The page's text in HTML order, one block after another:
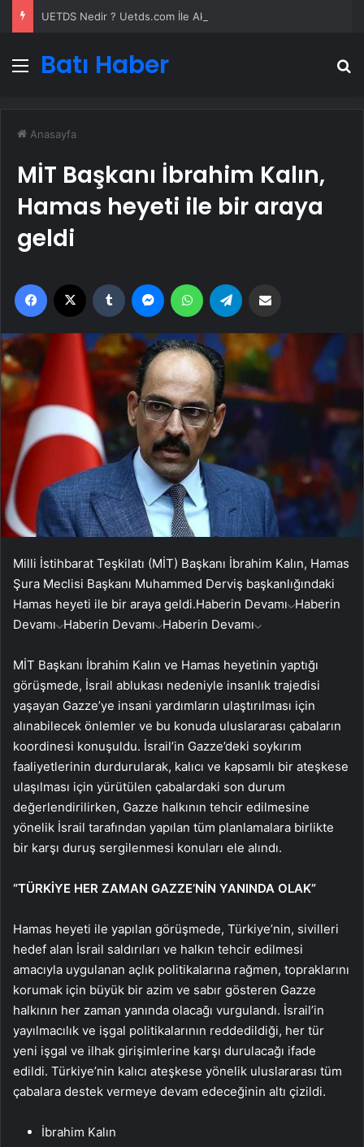
Menü
Batı Haber
Anasayfa
MİT Başkanı İbrahim Kalın,
Hamas heyeti ile bir araya
geldi
Facebook Tumblr MessengerWhatsApp
Milli İstihbarat Teşkilatı (MİT) Başkanı İbrahim Kalın, Hamas
Şura Meclisi Başkanı Muhammed Derviş başkanlığındaki
Hamas heyeti ile bir araya geldi.Haberin Devamı Haberin
Devamı Haberin Devamı Haberin Devamı
MİT Başkanı İbrahim Kalın ve Hamas heyetinin yaptığı
görüşmede, İsrail ablukası nedeniyle insanlık trajedisi
yaşayan Gazze’ye insani yardımların ulaştırılması için
alınabilecek önlemler ve bu konuda uluslararası çabaların
koordinesi konuşuldu. İsrail’in Gazze’deki soykırım
faaliyetlerinin durdurularak, kalıcı ve kapsamlı bir ateşkese
ulaşılması için yürütülen çabalardaki son durum
değerlendirilirken, Gazze halkının tehcir edilmesine
yönelik İsrail tarafından yapılan tüm planlamalara birlikte
bir karşı duruş sergilenmesi konuları ele alındı.
“TÜRKİYE HER ZAMAN GAZZE’NİN YANINDA OLAK”
Hamas heyeti ile yapılan görüşmede, Türkiye’nin, sivilleri
hedef alan İsrail saldırıları ve halkın tehcir edilmesi
amacıyla uygulanan açlık politikalarına rağmen, topraklarını
korumak için büyük bir azim ve sabır gösteren Gazze
halkının her zaman yanında olacağı vurgulandı. İsrail’in
yayılmacılık ve işgal politikalarının reddedildiği, her tür
yeni işgal ve ilhak girişimlerine karşı durulacağı ifade
edildi. Türkiye’nin kalıcı ateşkese yönelik uluslararası tüm
çabalara destek vermeye devam edeceğinin altı çizildi.
İbrahim Kalın